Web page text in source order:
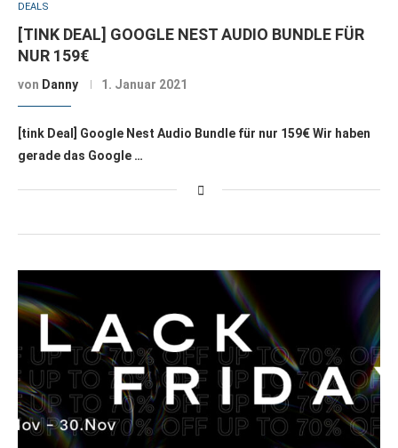
DEALS
[TINK DEAL] GOOGLE NEST AUDIO BUNDLE FÜR
NUR 159€
von Danny 1. Januar 2021
[tink Deal] Google Nest Audio Bundle für nur 159€ Wir haben
gerade das Google …